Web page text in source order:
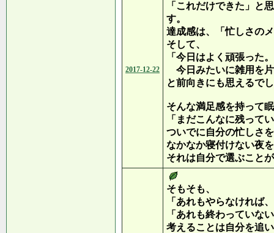
2017-12-22
「これだけできた」と
す。
達成感は、「忙しさの
そして、
「今日はよく頑張った
今日みたいに雑用を
と前向きにも思えるで
そんな満足感を持って
「まだこんなに残って
ついでに自分の忙しさ
なかなか寝付けない夜
それは自分で選ぶこと
そもそも、
「あれもやらなければ
「あれも終わっていな
考えることは自分を追